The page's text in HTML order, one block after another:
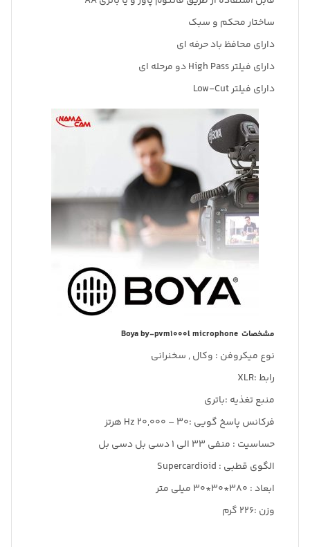
ساختار محکم و سبک
دارای محافظ باد حرفه ای
دارای فیلتر High Pass دو مرحله ای
دارای فیلتر Low-Cut
مشخصات Boya by-pvm1000l microphone
نوع میکروفن : وکال , سخنرانی
رابط :XLR
منبع تغذیه :باتری
فرکانس پاسخ گویی :30 – 20,000 Hz هرتز
حساسیت : منفی 33 الی 1 دسی بل دسی بل
الگوی قطبی : Supercardioid
ابعاد : 380*30*30 میلی متر
وزن :226 گرم